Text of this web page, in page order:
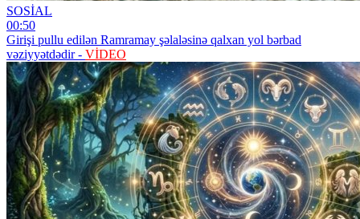
SOSİAL
00:50
Girişi pullu edilən Ramramay şəlaləsinə qalxan yol bərbad
vəziyyətdədir - VİDEO